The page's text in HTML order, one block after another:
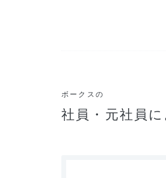
ボークスの
社員・元社員